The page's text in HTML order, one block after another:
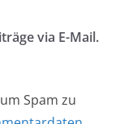
via E-Mail.
Spam zu